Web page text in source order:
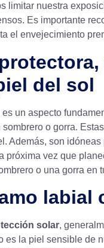
limitar nuestra
Es importante
el envejecimiento
del sol
un aspecto
sombrero o gorra.
Además, son
próxima vez que
o una gorra en
labial
solar,
es la piel sensible de